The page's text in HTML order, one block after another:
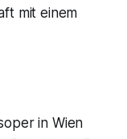
mit einem
in Wien